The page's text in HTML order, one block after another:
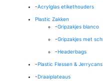
-Acrylglas etikethouders
Plastic Zakken
-Gripzakjes blanco
-Gripzakjes met
-Headerbags
-Plastic Flessen & Jerrycans
-Draaiplateaus